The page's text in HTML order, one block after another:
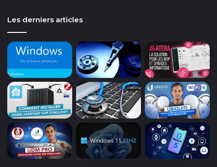
Les derniers articles